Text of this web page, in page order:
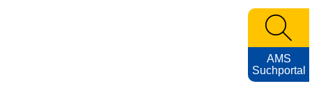
AMS
Suchportal